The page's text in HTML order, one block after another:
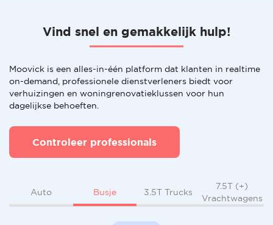
Vind snel en gemakkelijk hulp!
Moovick is een alles-in-één platform dat klanten in realtime
on-demand, professionele dienstverleners biedt voor
verhuizingen en woningrenovatieklussen voor hun
dagelijkse behoeften.
Controleer professionals
Auto Busje 3.5T Trucks
7.5T (+)
Vrachtwagens